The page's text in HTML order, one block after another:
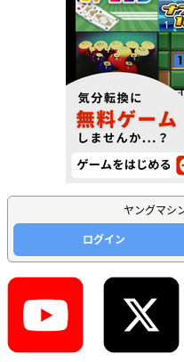
ヤングマシ
ログイン